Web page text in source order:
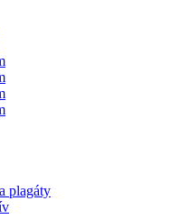
plagáty